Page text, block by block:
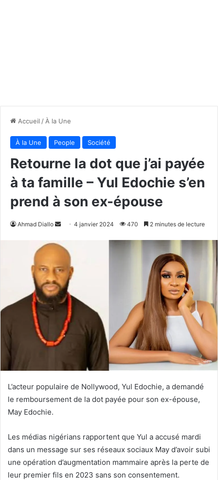
Accueil / À la Une
À la Une People Société
Retourne la dot que j’ai payée
à ta famille – Yul Edochie s’en
prend à son ex-épouse
Ahmad Diallo
Envoyer
courriel
4 janvier 2024 470 2 minutes de lecture
L’acteur populaire de Nollywood, Yul Edochie, a demandé
le remboursement de la dot payée pour son ex-épouse,
May Edochie.
Les médias nigérians rapportent que Yul a accusé mardi
dans un message sur ses réseaux sociaux May d’avoir subi
une opération d’augmentation mammaire après la perte de
leur premier fils en 2023 sans son consentement.